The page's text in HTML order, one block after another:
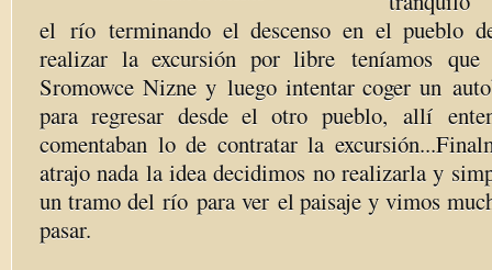
el río terminando el descenso en el pueblo
realizar la excursión por libre teníamos
Sromowce Nizne y luego intentar coger un
para regresar desde el otro pueblo, allí
comentaban lo de contratar la
atrajo nada la idea decidimos no realizarla y
un tramo del río para ver el paisaje y vimos
pasar.